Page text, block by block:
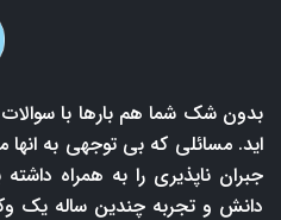
بدون شک شما هم بارها با
اید. مسائلی که بی توجهی به انها
جبران ناپذیری را به همراه
دانش و تجربه چندین ساله یک